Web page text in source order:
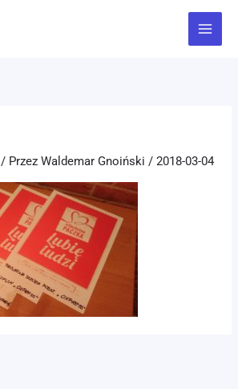
Main
Menu
/ PrzezWaldemar Gnoiński/2018-03-04